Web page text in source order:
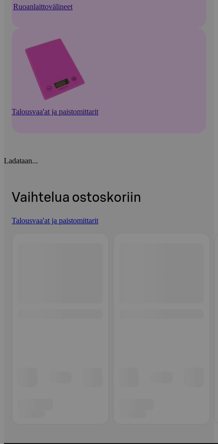
Ruoanlaittovälineet
Talousvaa'at ja paistomittarit
Ladataan...
Vaihtelua ostoskoriin
Talousvaa'at ja paistomittarit